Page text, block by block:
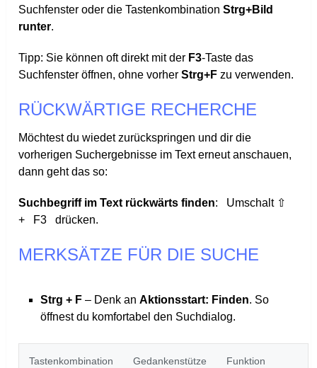
Suchfenster oder die TastenkombinationStrg+Bild
runter.
Tipp: Sie können oft direkt mit der F3-Taste das
Suchfenster öffnen, ohne vorherStrg+F zu verwenden.
RÜCKWÄRTIGE RECHERCHE
Möchtest du wiedet zurückspringen und dir die
vorherigen Suchergebnisse im Text erneut anschauen,
dann geht das so:
Suchbegriff im Text rückwärts finden:
Umschalt ⇧
+
F3 drücken.
MERKSÄTZE FÜR DIE SUCHE
Strg + F– Denk an Aktionsstart: Finden. So
öffnest du komfortabel den Suchdialog.
Tastenkombination Gedankenstütze Funktion